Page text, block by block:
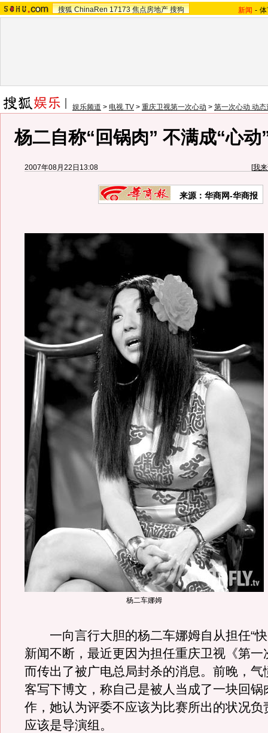
搜狐 ChinaRen 17173 焦点房地产 搜狗 新闻 -
娱乐频道 > 电视 TV > 重庆卫视第一次心动 > 第一次心动 动态
杨二自称“回锅肉” 不满成“心动
2007年08月22日13:08 [我
来源：华商网-华商报
杨二车娜姆
一向言行大胆的杨二车娜姆自从担任“快
新闻不断，最近更因为担任重庆卫视《第一
而传出了被广电总局封杀的消息。前晚，气
客写下博文，称自己是被人当成了一块回锅
作，她认为评委不应该为比赛所出的状况负
应该是导演组。